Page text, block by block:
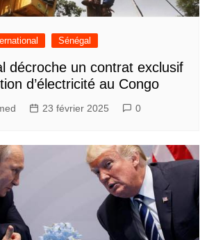
Sénégal
décroche un contrat exclusif
d’électricité au Congo
23 février 2025 0